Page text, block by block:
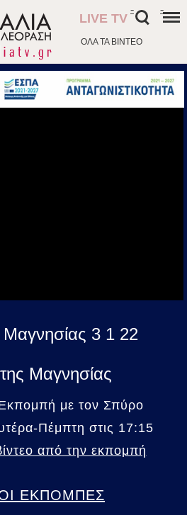
ΟΛΑ ΤΑ ΒΙΝΤΕΟ
LIVE TV
- -
3 1 22
Μαγνησίας
με τον Σπύρο
Πέμπτη στις 17:15
από την εκπομπή
ΕΚΠΟΜΠΕΣ